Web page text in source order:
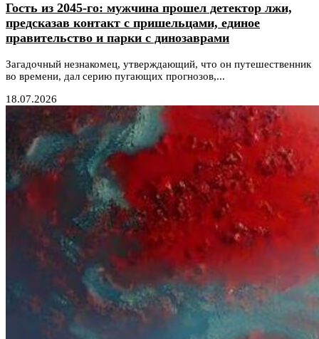
Гость из 2045-го: мужчина прошел детектор лжи,
предсказав контакт с пришельцами, единое
правительство и парки с динозаврами
Загадочный незнакомец, утверждающий, что он путешественник
во времени, дал серию пугающих прогнозов,...
18.07.2026